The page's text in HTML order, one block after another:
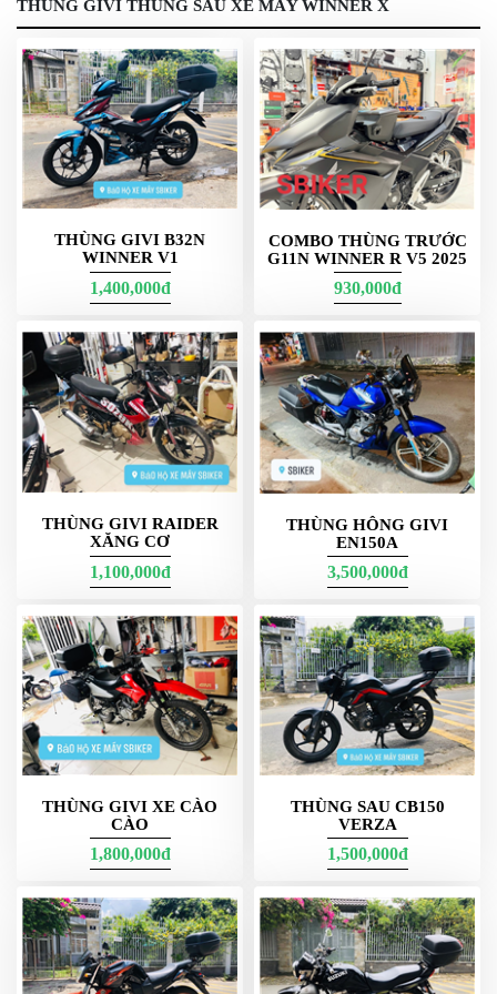
trẻ trung và tinh gọn. Sản phẩm giúp xế yêu tạo nên điểm
nhấn ấn tượng trong mắt người nhìn.
Sbiker báo giá thùng xe máy Givi mới nhất hiện nay
Sbiker bán thùng Givi giá rẻ  - này ảnh chụp sự kiện Malaysia
Tại Sbiker, bạn có thể tìm thấy cho mình các loại thùng Givi gắn
sau, gắn giữa và gắn hông chính hãng giá rẻ. Sản phẩm được
niêm yết giá bán chỉ từ vài trăm nghìn đồng đến vài triệu đồng
giúp bạn dễ dàng đặt mua theo túi tiền riêng của mình.
Ngay bây giờ, bạn hãy nhanh chóng liên hệ với Sbiker để được tư
vấn, báo giá thùng Givi chi tiết nhất. Chúng tôi sẽ hỗ trợ tận tình
để bạn được sở hữu món phụ kiện xịn sò nhất cho mình!
THÙNG GIVI THÙNG SAU XE MÁY WINNER X
THÙNG GIVI B32N
WINNER V1
1,400,000đ
COMBO THÙNG TRƯỚC
G11N WINNER R V5 2025
930,000đ
THÙNG GIVI RAIDER
XĂNG CƠ
1,100,000đ
THÙNG HÔNG GIVI
EN150A
3,500,000đ
THÙNG GIVI XE CÀO
CÀO
1,800,000đ
THÙNG SAU CB150
VERZA
1,500,000đ